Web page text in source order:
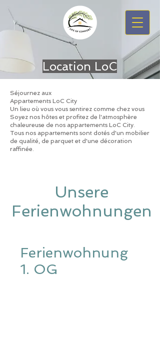
Location LoC
Séjournez aux
Appartements LoC City
Un lieu où vous vous sentirez comme chez vous
Soyez nos hôtes et profitez de l'atmosphère
chaleureuse de nos appartements LoC City.
Tous nos appartements sont dotés d'un mobilier
de qualité, de parquet et d'une décoration
raffinée.
Unsere
Ferienwohnungen
Ferienwohnung
1. OG